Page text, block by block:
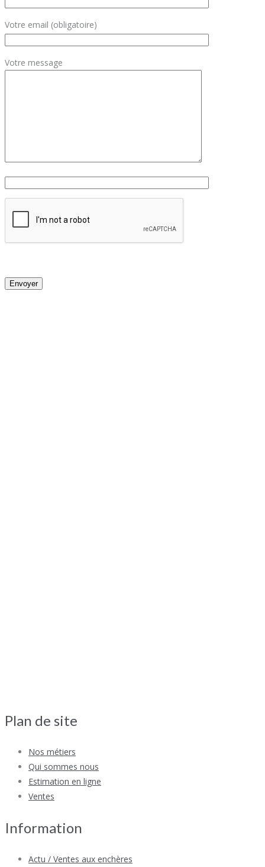
Votre email (obligatoire)
Votre message
Plan de site
Nos métiers
Qui sommes nous
Estimation en ligne
Ventes
Information
Actu / Ventes aux enchères